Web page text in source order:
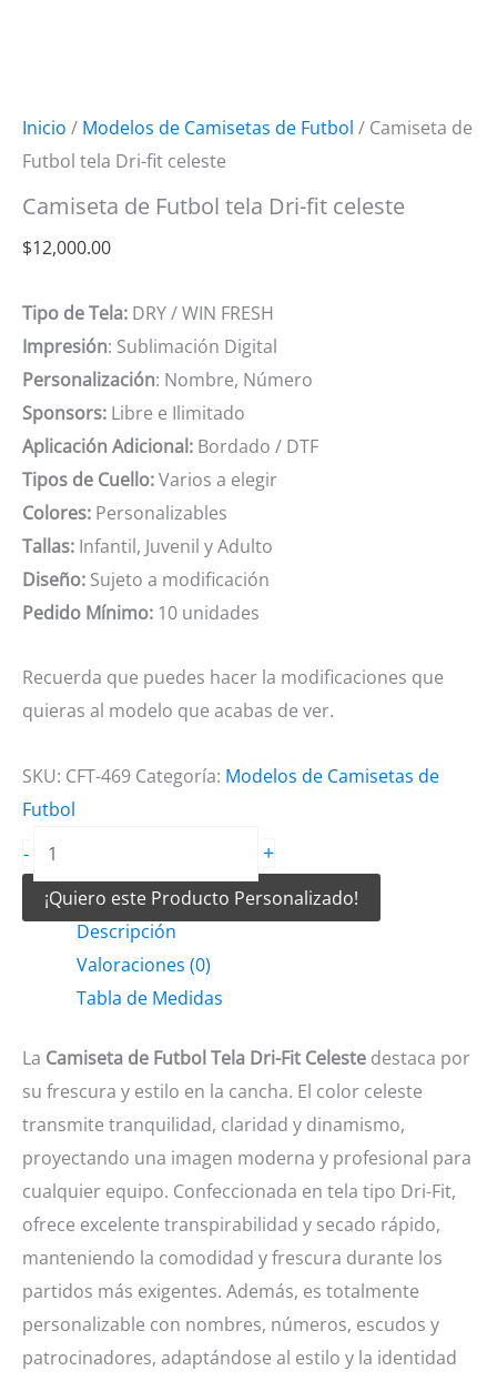
Inicio / Modelos de Camisetas de Futbol / Camiseta de
Futbol tela Dri-fit celeste
Camiseta de Futbol tela Dri-fit celeste
$12,000.00
Tipo de Tela: DRY / WIN FRESH
Impresión: Sublimación Digital
Personalización: Nombre, Número
Sponsors: Libre e Ilimitado
Aplicación Adicional: Bordado / DTF
Tipos de Cuello:Varios a elegir
Colores: Personalizables
Tallas: Infantil, Juvenil y Adulto
Diseño: Sujeto a modificación
Pedido Mínimo: 10 unidades
Recuerda que puedes hacer la modificaciones que
quieras al modelo que acabas de ver.
SKU: CFT-469 Categoría: Modelos de Camisetas de
Futbol
-
Camiseta
de
Futbol
+
¡Quiero este Producto Personalizado!
Descripción
Valoraciones (0)
Tabla de Medidas
La Camiseta de Futbol Tela Dri-Fit Celeste destaca por
su frescura y estilo en la cancha. El color celeste
transmite tranquilidad, claridad y dinamismo,
proyectando una imagen moderna y profesional para
cualquier equipo. Confeccionada en tela tipo Dri-Fit,
ofrece excelente transpirabilidad y secado rápido,
manteniendo la comodidad y frescura durante los
partidos más exigentes. Además, es totalmente
personalizable con nombres, números, escudos y
patrocinadores, adaptándose al estilo y la identidad